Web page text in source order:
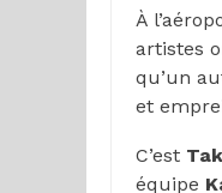
À
artistes
qu’un
et
C’est
équipe